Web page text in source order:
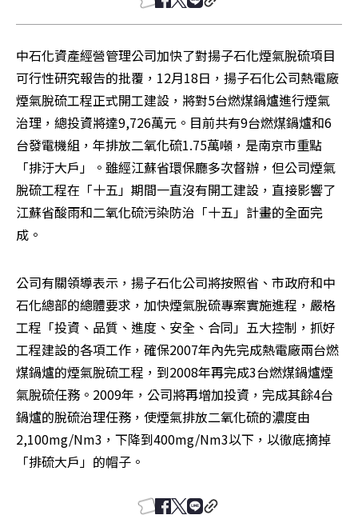
中石化資產經營管理公司加快了對揚子石化煙氣脫硫項目
可行性研究報告的批覆，12月18日，揚子石化公司熱電廠
煙氣脫硫工程正式開工建設，將對5台燃煤鍋爐進行煙氣
治理，總投資將達9,726萬元。目前共有9台燃煤鍋爐和6
台發電機組，年排放二氧化硫1.75萬噸，是南京市重點
「排汙大戶」。雖經江蘇省環保廳多次督辦，但公司煙氣
脫硫工程在「十五」期間一直沒有開工建設，直接影響了
江蘇省酸雨和二氧化硫污染防治「十五」計畫的全面完
成。
公司有關領導表示，揚子石化公司將按照省、市政府和中
石化總部的總體要求，加快煙氣脫硫專案實施進程，嚴格
工程「投資、品質、進度、安全、合同」五大控制，抓好
工程建設的各項工作，確保2007年內先完成熱電廠兩台燃
煤鍋爐的煙氣脫硫工程，到2008年再完成3台燃煤鍋爐煙
氣脫硫任務。2009年，公司將再增加投資，完成其餘4台
鍋爐的脫硫治理任務，使煙氣排放二氧化硫的濃度由
2,100mg/Nm3，下降到400mg/Nm3以下，以徹底摘掉
「排硫大戶」的帽子。